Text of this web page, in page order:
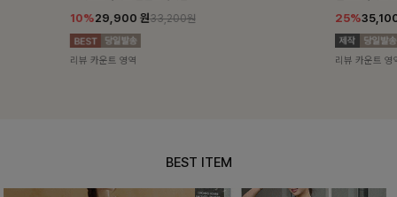
25%35,100 원46,800원
리뷰 카운트 영역
10%
리뷰 카운트 영
BEST ITEM